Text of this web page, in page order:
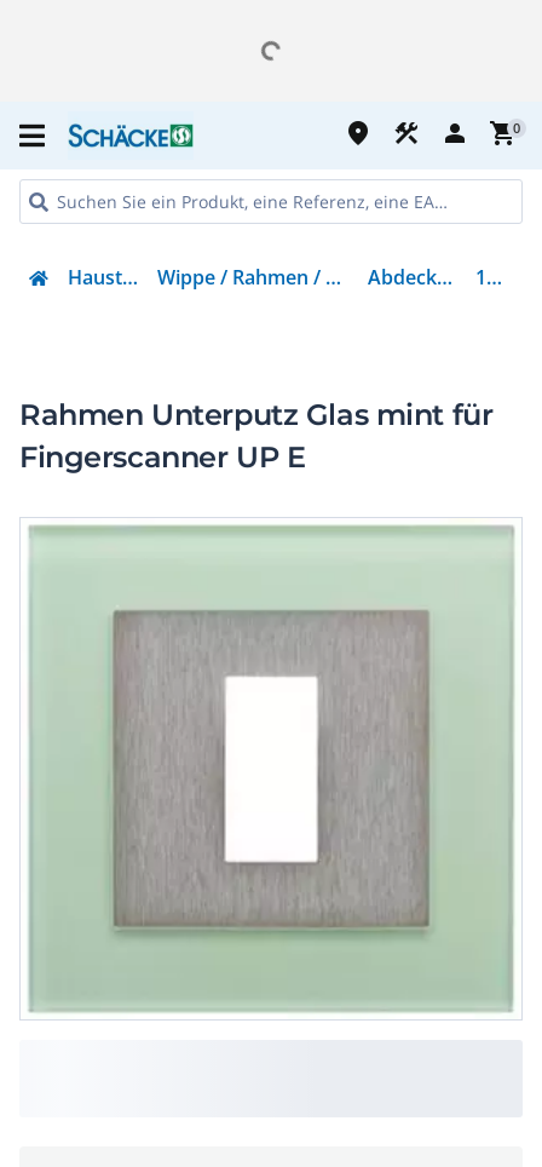
place construction person shopping_cart0
Haustechnik Wippe / Rahmen / Abdeckungen Abdeckrahmen 101704
Rahmen Unterputz Glas mint für
Fingerscanner UP E